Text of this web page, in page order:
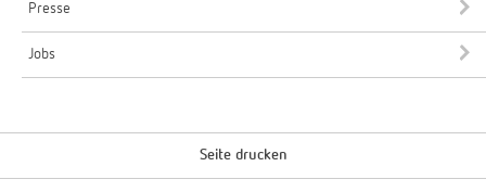
Presse
Jobs
Seite drucken